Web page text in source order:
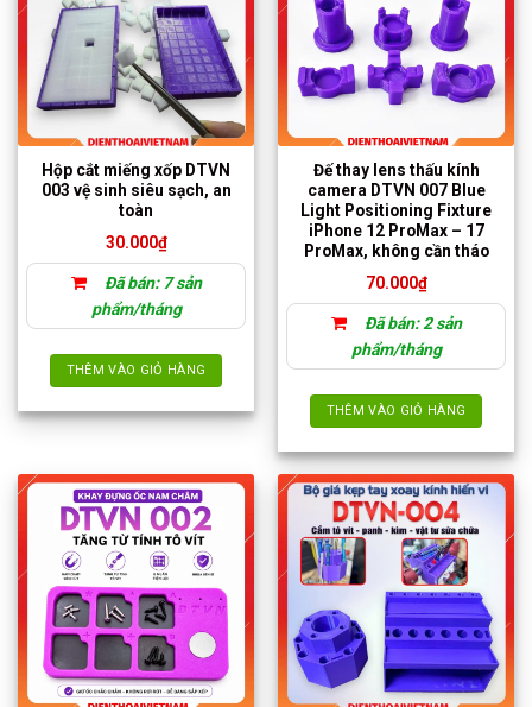
thể.
Các
tùy
chọn
thể
được
chọn
trên
trang
phẩm
Hộp cắt miếng xốp DTVN
003 vệ sinh siêu sạch, an
toàn
30.000₫
Đã bán: 7 sản
phẩm/tháng
THÊM VÀO GIỎ HÀNG
Đế thay lens thấu kính
camera DTVN 007 Blue
Light Positioning Fixture
iPhone 12 ProMax – 17
ProMax, không cần tháo
70.000₫
Đã bán: 2 sản
phẩm/tháng
THÊM VÀO GIỎ HÀNG